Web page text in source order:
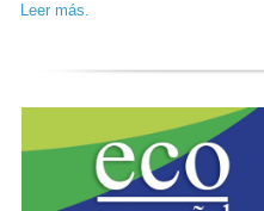
Leer más.